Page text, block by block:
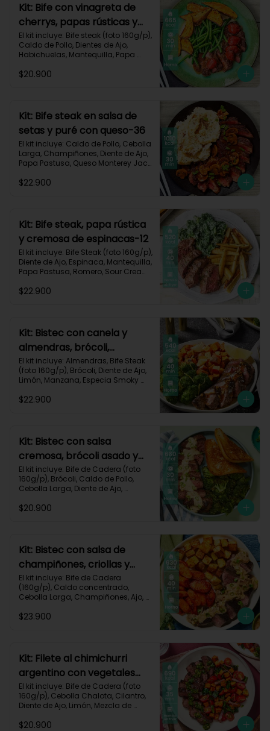
Kit: Bife con vinagreta de
cherrys, papas rústicas y
habichuelas-61
El kit incluye: Bife steak (foto 160g/p),
Caldo de Pollo, Dientes de Ajo,
Habichuelas, Mantequilla, Papa
Cherry, Vinagre Balsámico, Receta
Grasas 40g
$20.900
Kit: Bife steak en salsa de
setas y puré con queso-36
El kit incluye: Caldo de Pollo, Cebolla
Larga, Champiñones, Diente de Ajo,
Papa Pastusa, Queso Monterey Jack,
Cream y Receta impresa.
$22.900
Kit: Bife steak, papa rústica
y cremosa de espinacas-12
El kit incluye: Bife Steak (foto 160g/p),
Diente de Ajo, Espinaca, Mantequilla,
Papa Pastusa, Romero, Sour Cream
$22.900
Kit: Bistec con canela y
almendras, brócoli,
zanahorias asadas y
manzana-60
El kit incluye: Almendras, Bife Steak
(foto 160g/p), Brócoli, Diente de Ajo,
Limón, Manzana, Especia Smoky
Receta Impresa.
$22.900
Kit: Bistec con salsa
cremosa, brócoli asado y
pan de ajo-67
El kit incluye: Bife de Cadera (foto
160g/p), Brócoli, Caldo de Pollo,
Cebolla Larga, Diente de Ajo,
Hamburguesa, Sour Cream, Receta
Proteínas 36g
$20.900
Kit: Bistec con salsa de
champiñones, criollas y
zanahorias asadas-87
El kit incluye: Bife de Cadera
(160g/p), Caldo concentrado,
Cebolla Larga, Champiñones, Ajo,
Cream, Zanahoria, Receta Impresa.
$23.900
Kit: Filete al chimichurri
argentino con vegetales
horneados-110
El kit incluye: Bife de Cadera (foto
160g/p), Cebolla Chalota, Cilantro,
Diente de Ajo, Limón, Mezcla de
Verde, Tomate Tipo Cherry,
$20.900